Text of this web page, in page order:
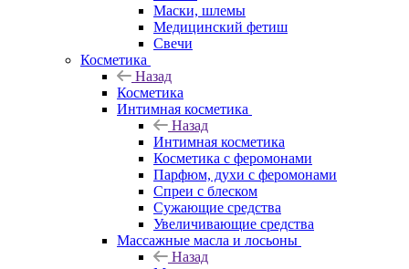
Маски, шлемы
Медицинский фетиш
Свечи
Косметика
Назад
Косметика
Интимная косметика
Назад
Интимная косметика
Косметика с феромонами
Парфюм, духи с феромонами
Спреи с блеском
Сужающие средства
Увеличивающие средства
Массажные масла и лосьоны
Назад